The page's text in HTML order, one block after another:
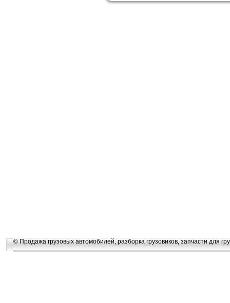
© Продажа грузовых автомобилей, разборка грузовиков, запчасти для